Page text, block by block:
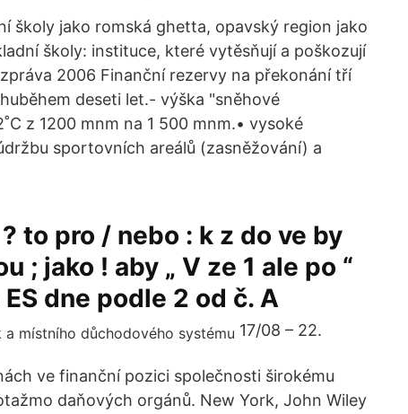
školy jako romská ghetta, opavský region jako
školy: instituce, které vytěsňují a poškozují
2006 Finanční rezervy na překonání tří
deseti let.- výška "sněhové
z 1200 mnm na 1 500 mnm.• vysoké
sportovních areálů (zasněžování) a
to pro / nebo : k z do ve by
; jako ! aby „ V ze 1 ale po “
dne podle 2 od č. A
17/08 – 22.
ve finanční pozici společnosti širokému
daňových orgánů. New York, John Wiley